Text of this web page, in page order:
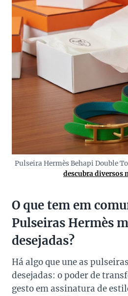
Pulseira Hermès Behapi Double
descubra diversos
O que tem em
Pulseiras Hermès
desejadas?
Há algo que une as
desejadas: o poder de
gesto em assinatura de